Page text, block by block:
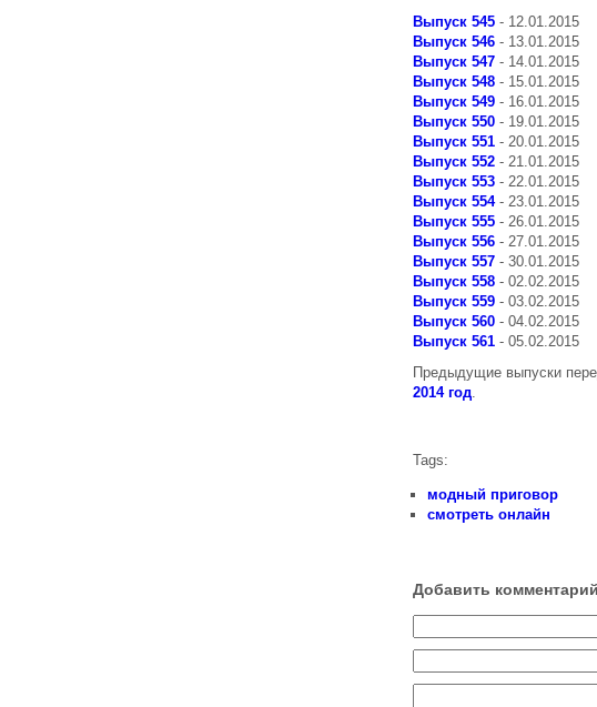
Выпуск 545 - 12.01.2015
Выпуск 546 - 13.01.2015
Выпуск 547 - 14.01.2015
Выпуск 548 - 15.01.2015
Выпуск 549 - 16.01.2015
Выпуск 550 - 19.01.2015
Выпуск 551 - 20.01.2015
Выпуск 552 - 21.01.2015
Выпуск 553 - 22.01.2015
Выпуск 554- 23.01.2015
Выпуск 555 - 26.01.2015
Выпуск 556 - 27.01.2015
Выпуск 557 - 30.01.2015
Выпуск 558 - 02.02.2015
Выпуск 559 - 03.02.2015
Выпуск 560 - 04.02.2015
Выпуск 561 - 05.02.2015
Предыдущие выпуски
2014 год
Tags:
модный приговор
смотреть онлайн
Добавить комментарий